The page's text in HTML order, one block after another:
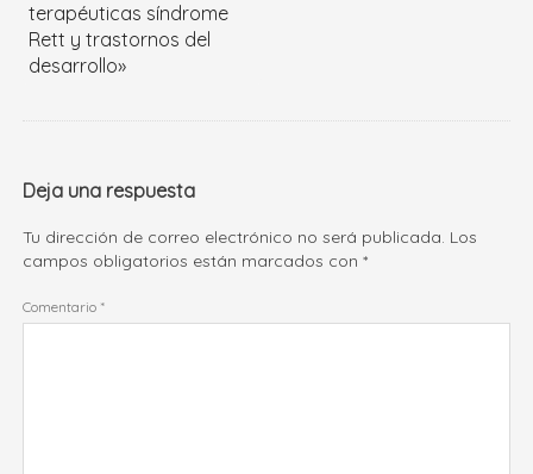
terapéuticas síndrome
Rett y trastornos del
desarrollo»
Deja una respuesta
Tu dirección de correo electrónico no será publicada. Los
campos obligatorios están marcados con*
Comentario *